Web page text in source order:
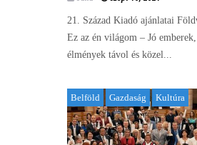
21. Század Kiadó ajánlatai
Ez az én világom – Jó
élmények távol és közel...
Belföld Gazdaság Kultúra